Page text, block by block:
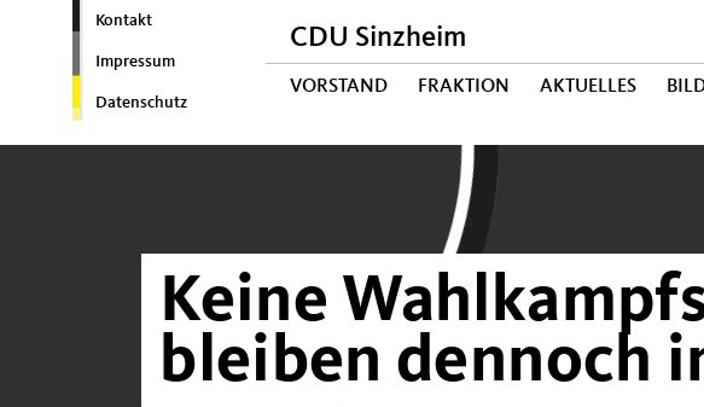
Kontakt
Impressum
Datenschutz
CDU Sinzheim
VORSTAND FRAKTION AKTUELLES
Keine
bleiben dennoch